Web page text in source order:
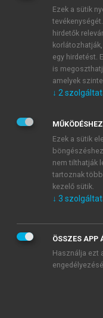
JELSZÓ ÚJRA
Kérek értesítést a
Kérek értesítést
Adatkezelési
veszem és
Általános
mersz.huoldalak
tudomásul
Ezek a sütik
hirdetők
egy hirdetést.
is
amelyek
↓ 2
Ezek a sütik
nem tilthatják
tartoznak
kezelő sütik.
↓ 3
ÖSSZES APP
Használja ezt